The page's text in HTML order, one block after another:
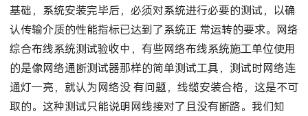
基础，系统安装完毕后，必须对系统进行必要的测试，以确
认传输介质的性能指标已达到了系统正 常运转的要求。网络
综合布线系统测试验收中，有些网络布线系统施工单位使用
的是像网络通断测试器那样的简单测试工具，测试时网络连
通灯一亮，就认为网络没 有问题，线缆安装合格，这是不可
取的。这种测试只能说明网线接对了且没有断路。我们知